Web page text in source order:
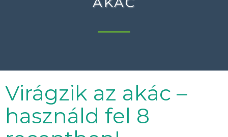
Virágzik az akác –
használd fel 8